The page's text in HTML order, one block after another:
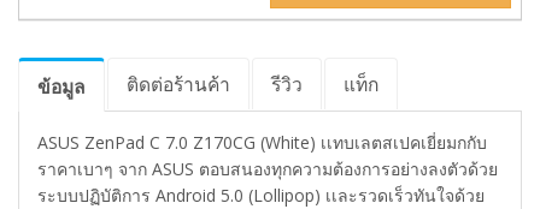
ข้อมูล ติดต่อร้านค้า รีวิว แท็ก
ASUS ZenPad C 7.0 Z170CG (White) เเทบเลตสเปคเยี่ยมกกับ
ราคาเบาๆ จาก ASUS ตอบสนองทุกความต้องการอย่างลงตัวด้วย
ระบบปฏิบัติการ Android 5.0 (Lollipop) เเละรวดเร็วทันใจด้วย